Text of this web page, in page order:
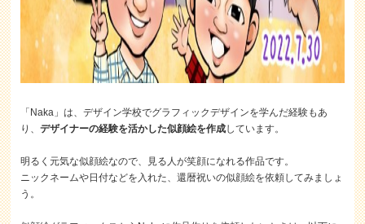
「Naka」は、デザイン学校でグラフィックデザインを学んだ経験もあ
り、デザイナーの経験を活かした似顔絵を作成しています。
明るく元気な似顔絵なので、見る人が笑顔になれる作品です。
ニックネームや日付などを入れた、還暦祝いの似顔絵を依頼してみましょ
う。